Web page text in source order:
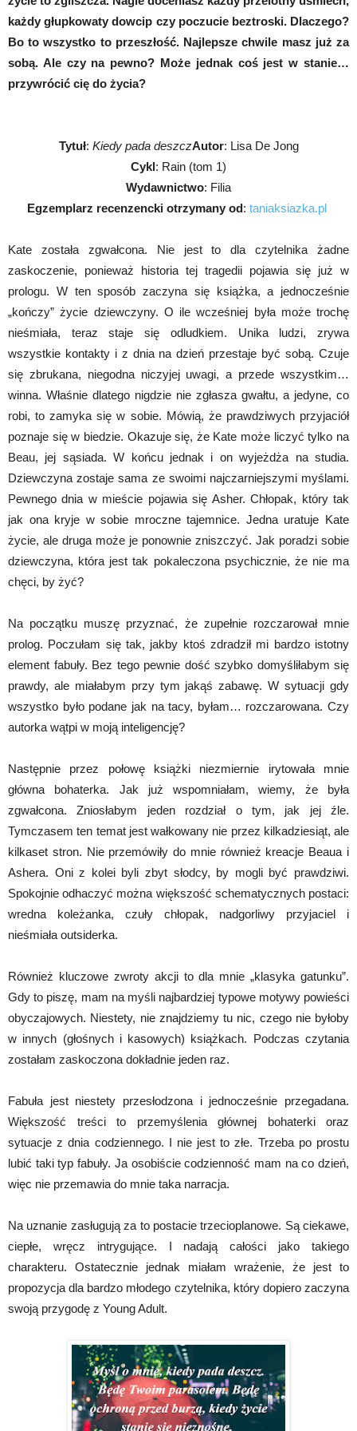
każdy głupkowaty dowcip czy poczucie beztroski. Dlaczego?
Bo to wszystko to przeszłość. Najlepsze chwile masz już za
sobą. Ale czy na pewno? Może jednak coś jest w stanie…
przywrócić cię do życia?
Tytuł: Kiedy pada deszczAutor: Lisa De Jong
Cykl: Rain (tom 1)
Wydawnictwo: Filia
Egzemplarz recenzencki otrzymany od: taniaksiazka.pl
Kate została zgwałcona. Nie jest to dla czytelnika żadne
zaskoczenie, ponieważ historia tej tragedii pojawia się już w
prologu. W ten sposób zaczyna się książka, a jednocześnie
„kończy” życie dziewczyny. O ile wcześniej była może trochę
nieśmiała, teraz staje się odludkiem. Unika ludzi, zrywa
wszystkie kontakty i z dnia na dzień przestaje być sobą. Czuje
się zbrukana, niegodna niczyjej uwagi, a przede wszystkim…
winna. Właśnie dlatego nigdzie nie zgłasza gwałtu, a jedyne, co
robi, to zamyka się w sobie. Mówią, że prawdziwych przyjaciół
poznaje się w biedzie. Okazuje się, że Kate może liczyć tylko na
Beau, jej sąsiada. W końcu jednak i on wyjeżdża na studia.
Dziewczyna zostaje sama ze swoimi najczarniejszymi myślami.
Pewnego dnia w mieście pojawia się Asher. Chłopak, który tak
jak ona kryje w sobie mroczne tajemnice. Jedna uratuje Kate
życie, ale druga może je ponownie zniszczyć. Jak poradzi sobie
dziewczyna, która jest tak pokaleczona psychicznie, że nie ma
chęci, by żyć?
Na początku muszę przyznać, że zupełnie rozczarował mnie
prolog. Poczułam się tak, jakby ktoś zdradził mi bardzo istotny
element fabuły. Bez tego pewnie dość szybko domyśliłabym się
prawdy, ale miałabym przy tym jakąś zabawę. W sytuacji gdy
wszystko było podane jak na tacy, byłam… rozczarowana. Czy
autorka wątpi w moją inteligencję?
Następnie przez połowę książki niezmiernie irytowała mnie
główna bohaterka. Jak już wspomniałam, wiemy, że była
zgwałcona. Zniosłabym jeden rozdział o tym, jak jej źle.
Tymczasem ten temat jest wałkowany nie przez kilkadziesiąt, ale
kilkaset stron. Nie przemówiły do mnie również kreacje Beaua i
Ashera. Oni z kolei byli zbyt słodcy, by mogli być prawdziwi.
Spokojnie odhaczyć można większość schematycznych postaci:
wredna koleżanka, czuły chłopak, nadgorliwy przyjaciel i
nieśmiała outsiderka.
Również kluczowe zwroty akcji to dla mnie „klasyka gatunku”.
Gdy to piszę, mam na myśli najbardziej typowe motywy powieści
obyczajowych. Niestety, nie znajdziemy tu nic, czego nie byłoby
w innych (głośnych i kasowych) książkach. Podczas czytania
zostałam zaskoczona dokładnie jeden raz.
Fabuła jest niestety przesłodzona i jednocześnie przegadana.
Większość treści to przemyślenia głównej bohaterki oraz
sytuacje z dnia codziennego. I nie jest to złe. Trzeba po prostu
lubić taki typ fabuły. Ja osobiście codzienność mam na co dzień,
więc nie przemawia do mnie taka narracja.
Na uznanie zasługują za to postacie trzecioplanowe. Są ciekawe,
ciepłe, wręcz intrygujące. I nadają całości jako takiego
charakteru. Ostatecznie jednak miałam wrażenie, że jest to
propozycja dla bardzo młodego czytelnika, który dopiero zaczyna
swoją przygodę z Young Adult.